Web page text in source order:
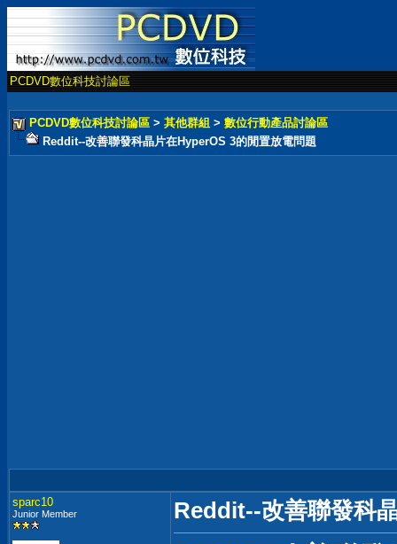
PCDVD數位科技討論區
PCDVD數位科技討論區 > 其他群組 > 數位行動產品討論區
Reddit--改善聯發科晶片在HyperOS 3的閒置放電問題
sparc10
Junior Member Reddit--改善聯發科